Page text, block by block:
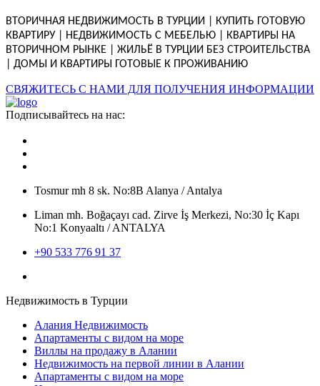
ВТОРИЧНАЯ НЕДВИЖИМОСТЬ В ТУРЦИИ | КУПИТЬ ГОТОВУЮ
КВАРТИРУ | НЕДВИЖИМОСТЬ С МЕБЕЛЬЮ | КВАРТИРЫ НА
ВТОРИЧНОМ РЫНКЕ | ЖИЛЬЁ В ТУРЦИИ БЕЗ СТРОИТЕЛЬСТВА
| ДОМЫ И КВАРТИРЫ ГОТОВЫЕ К ПРОЖИВАНИЮ
СВЯЖИТЕСЬ С НАМИ ДЛЯ ПОЛУЧЕНИЯ ИНФОРМАЦИИ
Подписывайтесь на нас:
Tosmur mh 8 sk. No:8B Alanya / Antalya
Liman mh. Boğaçayı cad. Zirve İş Merkezi, No:30 İç Kapı
No:1 Konyaaltı / ANTALYA
+90 533 776 91 37
Недвижимость в Турции
Алания Недвижимость
Апартаменты с видом на море
Виллы на продажу в Алании
Недвижимость на первой линии в Алании
Апартаменты с видом на море